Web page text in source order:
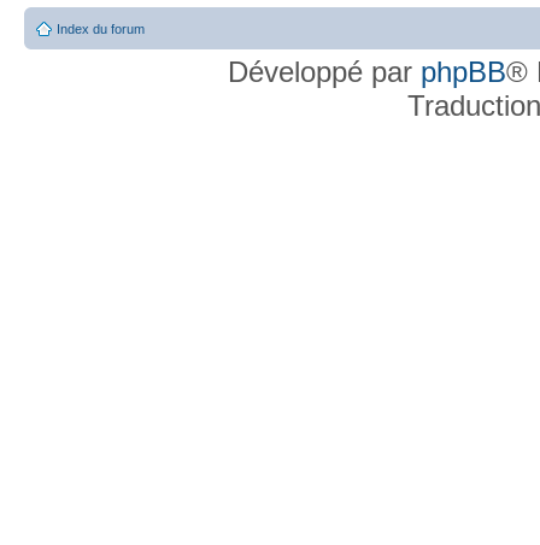
Index du forum
Développé par phpBB®